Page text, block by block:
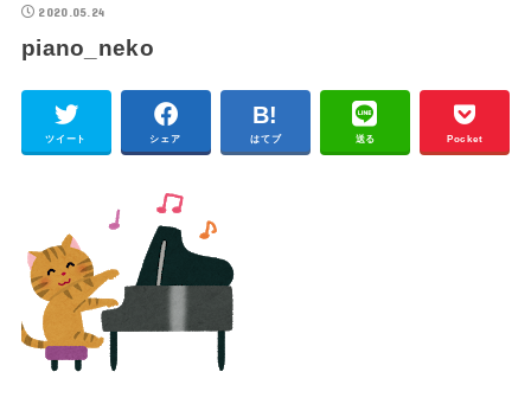
2020.05.24
piano_neko
ツイート シェア はてブ 送る Pocket